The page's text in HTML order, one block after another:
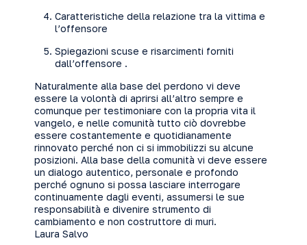
Caratteristiche della relazione tra la vittima e
l’offensore
Spiegazioni scuse e risarcimenti forniti
dall’offensore .
Naturalmente alla base del perdono vi deve
essere la volontà di aprirsi all’altro sempre e
comunque per testimoniare con la propria vita il
vangelo, e nelle comunità tutto ciò dovrebbe
essere costantemente e quotidianamente
rinnovato perché non ci si immobilizzi su alcune
posizioni. Alla base della comunità vi deve essere
un dialogo autentico, personale e profondo
perché ognuno si possa lasciare interrogare
continuamente dagli eventi, assumersi le sue
responsabilità e divenire strumento di
cambiamento e non costruttore di muri.
Laura Salvo